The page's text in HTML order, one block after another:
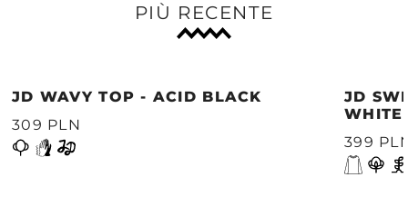
PIÙ RECENTE
JD WAVY TOP - ACID BLACK
309 PLN
JD
WHITE
399